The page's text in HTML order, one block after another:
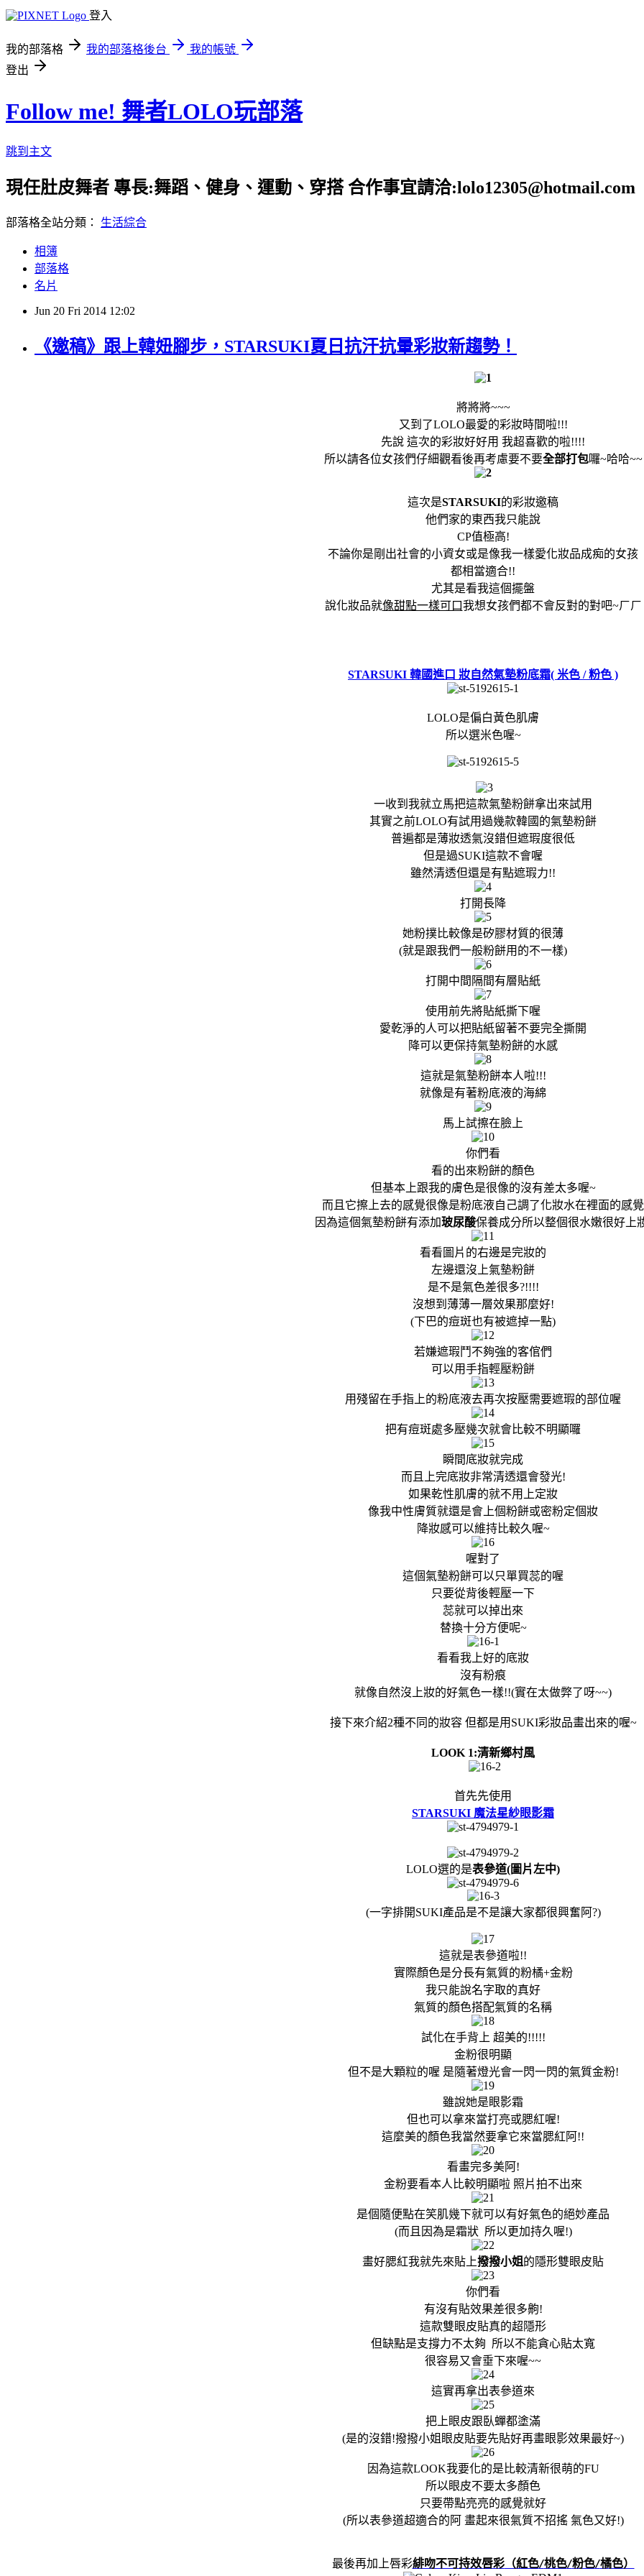
登入
我的部落格 我的部落格後台
我的帳號
登出
Follow me! 舞者LOLO玩部落
跳到主文
現任肚皮舞者 專長:舞蹈、健身、運動、穿搭 合作事宜請洽:lolo12305@hotmail.com
部落格全站分類： 生活綜合
相簿
部落格
名片
Jun 20 Fri 2014 12:02
《邀稿》跟上韓妞腳步，STARSUKI夏日抗汗抗暈彩妝新趨勢！
將將將~~~
又到了LOLO最愛的彩妝時間啦!!!
先說 這次的彩妝好好用 我超喜歡的啦!!!!
所以請各位女孩們仔細觀看後再考慮要不要全部打包囉~哈哈~~
這次是STARSUKI的彩妝邀稿
他們家的東西我只能說
CP值極高!
不論你是剛出社會的小資女或是像我一樣愛化妝品成痴的女孩
都相當適合!!
尤其是看我這個擺盤
說化妝品就像甜點一樣可口我想女孩們都不會反對的對吧~ㄏㄏ
STARSUKI 韓國進口 妝自然氣墊粉底霜( 米色 / 粉色 )
LOLO是偏白黃色肌膚
所以選米色喔~
一收到我就立馬把這款氣墊粉餅拿出來試用
其實之前LOLO有試用過幾款韓國的氣墊粉餅
普遍都是薄妝透氣沒錯但遮瑕度很低
但是過SUKI這款不會喔
雖然清透但還是有點遮瑕力!!
打開長降
她粉撲比較像是矽膠材質的很薄
(就是跟我們一般粉餅用的不一樣)
打開中間隔間有層貼紙
使用前先將貼紙撕下喔
愛乾淨的人可以把貼紙留著不要完全撕開
降可以更保持氣墊粉餅的水感
這就是氣墊粉餅本人啦!!!
就像是有著粉底液的海綿
馬上試擦在臉上
你們看
看的出來粉餅的顏色
但基本上跟我的膚色是很像的沒有差太多喔~
而且它擦上去的感覺很像是粉底液自己調了化妝水在裡面的感覺
因為這個氣墊粉餅有添加玻尿酸保養成分所以整個很水嫩很好上
看看圖片的右邊是完妝的
左邊還沒上氣墊粉餅
是不是氣色差很多?!!!!
沒想到薄薄一層效果那麼好!
(下巴的痘斑也有被遮掉一點)
若嫌遮瑕鬥不夠強的客倌們
可以用手指輕壓粉餅
用殘留在手指上的粉底液去再次按壓需要遮瑕的部位喔
把有痘斑處多壓幾次就會比較不明顯囉
瞬間底妝就完成
而且上完底妝非常清透還會發光!
如果乾性肌膚的就不用上定妝
像我中性膚質就還是會上個粉餅或密粉定個妝
降妝感可以維持比較久喔~
喔對了
這個氣墊粉餅可以只單買蕊的喔
只要從背後輕壓一下
蕊就可以掉出來
替換十分方便呢~
看看我上好的底妝
沒有粉痕
就像自然沒上妝的好氣色一樣!!(實在太做弊了呀~~)
接下來介紹2種不同的妝容 但都是用SUKI彩妝品畫出來的喔~
LOOK 1:清新鄉村風
首先先使用
STARSUKI 魔法星紗眼影霜
LOLO選的是表參道(圖片左中)
(一字排開SUKI產品是不是讓大家都很興奮阿?)
這就是表參道啦!!
實際顏色是分長有氣質的粉橘+金粉
我只能說名字取的真好
氣質的顏色搭配氣質的名稱
試化在手背上 超美的!!!!!
金粉很明顯
但不是大顆粒的喔 是隨著燈光會一閃一閃的氣質金粉!
雖說她是眼影霜
但也可以拿來當打亮或腮紅喔!
這麼美的顏色我當然要拿它來當腮紅阿!!
看畫完多美阿!
金粉要看本人比較明顯啦 照片拍不出來
是個隨便點在笑肌幾下就可以有好氣色的絕妙產品
(而且因為是霜狀 所以更加持久喔!)
畫好腮紅我就先來貼上撥撥小姐 的隱形雙眼皮貼
你們看
有沒有貼效果差很多齁!
這款雙眼皮貼真的超隱形
但缺點是支撐力不太夠 所以不能貪心貼太寬
很容易又會垂下來喔~~
這實再拿出表參道來
把上眼皮跟臥蟬都塗滿
(是的沒錯!撥撥小姐眼皮貼要先貼好再畫眼影效果最好~)
因為這款LOOK我要化的是比較清新很萌的FU
所以眼皮不要太多顏色
只要帶點亮亮的感覺就好
(所以表參道超適合的阿 畫起來很氣質不招搖 氣色又好!)
最後再加上唇彩緋吻不可持效唇彩（紅色/桃色/粉色/橘色）